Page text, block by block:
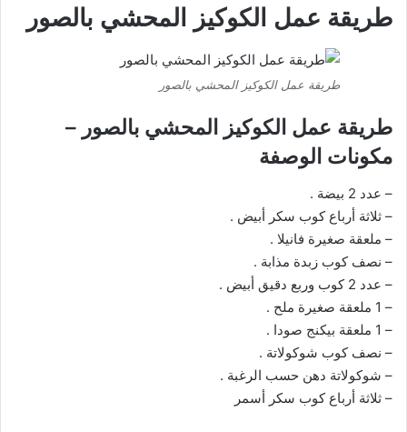
طريقة عمل الكوكيز المحشي بالصور
طريقة عمل الكوكيز المحشي بالصور
طريقة عمل الكوكيز المحشي بالصور –
مكونات الوصفة
– عدد 2 بيضة .
– ثلاثة أرباع كوب سكر أبيض .
– ملعقة صغيرة فانيلا .
– نصف كوب زبدة مذابة .
– عدد 2 كوب وربع دقيق أبيض .
– 1 ملعقة صغيرة ملح .
– 1 ملعقة بيكنج صودا .
– نصف كوب شوكولاتة .
– شوكولاتة دهن حسب الرغبة .
– ثلاثة أرباع كوب سكر أسمر